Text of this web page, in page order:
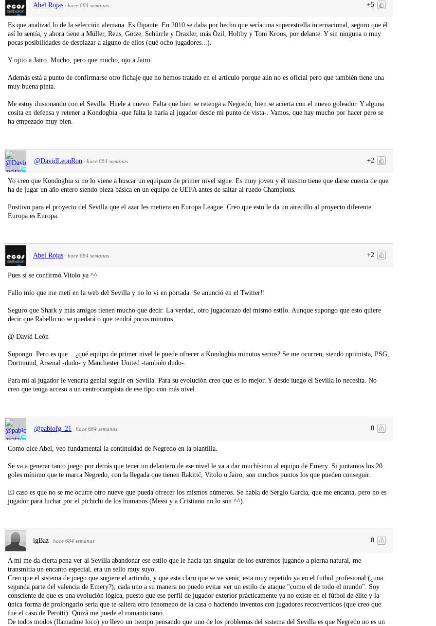
+5
Abel Rojas · hace 684 semanas
Es que analizad lo de la selección alemana. Es flipante. En 2010 se daba por hecho que sería una superestrella internacional, seguro que él
así lo sentía, y ahora tiene a Müller, Reus, Götze, Schürrle y Draxler, más Özil, Holtby y Toni Kroos, por delante. Y sin ninguna o muy
pocas posibilidades de desplazar a alguno de ellos (qué ocho jugadores...).
Y ojito a Jairo. Mucho, pero que mucho, ojo a Jairo.
Además está a punto de confirmarse otro fichaje que no hemos tratado en el artículo porque aún no es oficial pero que también tiene una
muy buena pinta.
Me estoy ilusionando con el Sevilla. Huele a nuevo. Falta que bien se retenga a Negredo, bien se acierta con el nuevo goleador. Y alguna
cosita en defensa y retener a Kondogbia -que falta le haría al jugador desde mi punto de vista-. Vamos, que hay mucho por hacer pero se
ha empezado muy bien.
+2
@DavidLeonRon · hace 684 semanas
Yo creo que Kondogbia si no lo viene a buscar un equipazo de primer nivel sigue. Es muy joven y él mismo tiene que darse cuenta de que
ha de jugar un año entero siendo pieza básica en un equipo de UEFA antes de saltar al ruedo Champions.
Positivo para el proyecto del Sevilla que el azar les metiera en Europa League. Creo que esto le da un airecillo al proyecto diferente.
Europa es Europa.
+2
Abel Rojas · hace 684 semanas
Pues sí se confirmó Vitolo ya ^^
Fallo mío que me metí en la web del Sevilla y no lo vi en portada. Se anunció en el Twitter!!
Seguro que Shark y más amigos tienen mucho que decir. La verdad, otro jugadorazo del mismo estilo. Aunque supongo que esto quiere
decir que Rabello no se quedará o que tendrá pocos minutos.
@ David León
Supongo. Pero es que... ¿qué equipo de primer nivel le puede ofrecer a Kondogbia minutos serios? Se me ocurren, siendo optimista, PSG,
Dortmund, Arsenal -dudo- y Manchester United -también dudo-.
Para mí al jugador le vendría genial seguir en Sevilla. Para su evolución creo que es lo mejor. Y desde luego el Sevilla lo necesita. No
creo que tenga acceso a un centrocampista de ese tipo con más nivel.
0
@pablofg_21 · hace 684 semanas
Como dice Abel, veo fundamental la continuidad de Negredo en la plantilla.
Se va a generar tanto juego por detrás que tener un delantero de ese nivel le va a dar muchísimo al equipo de Emery. Si juntamos los 20
goles mínimo que te marca Negredo, con la llegada que tienen Rakitić, Vitolo o Jairo, son muchos puntos los que pueden conseguir.
El caso es que no se me ocurre otro nueve que pueda ofrecer los mismos números. Se habla de Sergio García, que me encanta, pero no es
jugador para luchar por el pichichi de los humanos (Messi y a Cristiano no lo son ^^).
0
igBaz · hace 684 semanas
A mi me da cierta pena ver al Sevilla abandonar ese estilo que le hacia tan singular de los extremos jugando a pierna natural, me
transmitía un encanto especial, era un sello muy suyo.
Creo que el sistema de juego que sugiere el articulo, y que esta claro que se ve venir, esta muy repetido ya en el futbol profesional (¿una
segunda parte del valencia de Emery?), cada uno a su manera no puedo evitar ver un estilo de ataque "como el de todo el mundo". Soy
consciente de que es una evolución lógica, puesto que ese perfil de jugador exterior prácticamente ya no existe en el fútbol de élite y la
única forma de prolongarlo seria que te saliera otro fenomeno de la casa o haciendo inventos con jugadores reconvertidos (que creo que
fue el caso de Perotti). Quizá me puede el romanticismo.
De todos modos (llamadme loco) yo llevo un tiempo pensando que uno de los problemas del sistema del Sevilla es que Negredo no es un